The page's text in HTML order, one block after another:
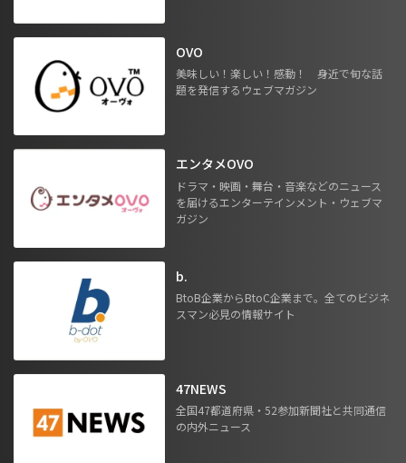
OVO
美味しい！楽しい！感動！ 身近で旬な話
題を発信するウェブマガジン
エンタメOVO
ドラマ・映画・舞台・音楽などのニュース
を届けるエンターテインメント・ウェブマ
ガジン
b.
BtoB企業からBtoC企業まで。全てのビジネ
スマン必見の情報サイト
47NEWS
全国47都道府県・52参加新聞社と共同通信
の内外ニュース